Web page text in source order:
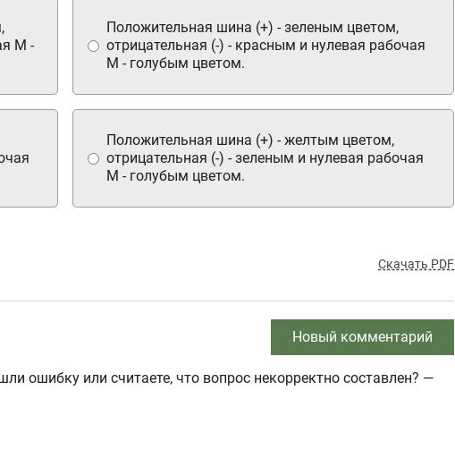
M -
Положительная шина (+) - зеленым цветом,
отрицательная (-) - красным и нулевая рабочая
M - голубым цветом.
Положительная шина (+) - желтым цветом,
отрицательная (-) - зеленым и нулевая рабочая
M - голубым цветом.
Скачать PDF
Новый комментарий
ошибку или считаете, что вопрос некорректно составлен? —